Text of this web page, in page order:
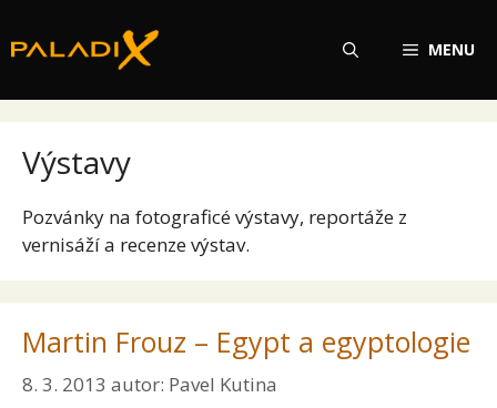
na
MENU
Výstavy
Pozvánky na fotograficé výstavy, reportáže z
vernisáží a recenze výstav.
Martin Frouz – Egypt a egyptologie
8. 3. 2013 autor: Pavel Kutina